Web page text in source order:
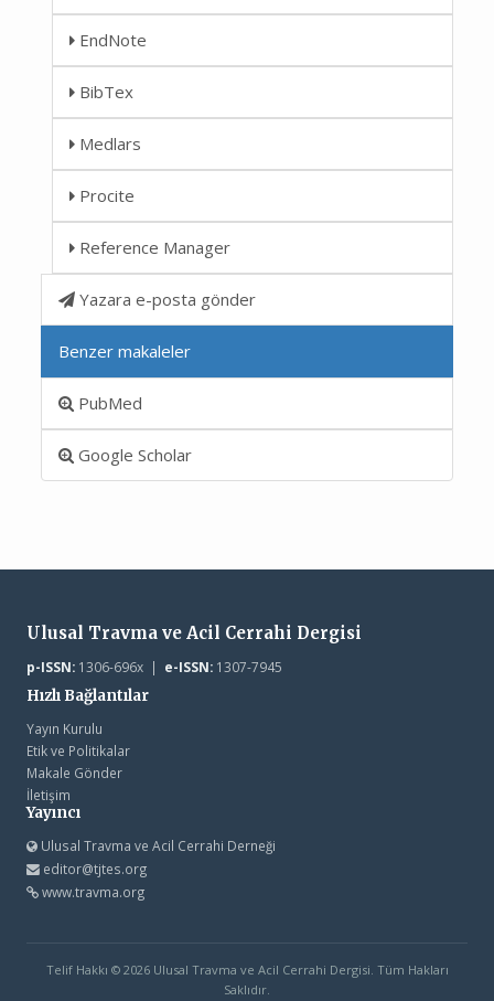
EndNote
BibTex
Medlars
Procite
Reference Manager
Yazara e-posta gönder
Benzer makaleler
PubMed
Google Scholar
Ulusal Travma ve Acil Cerrahi Dergisi
p-ISSN:1306-696x | e-ISSN:1307-7945
Hızlı Bağlantılar
Yayın Kurulu
Etik ve Politikalar
Makale Gönder
İletişim
Yayıncı
Ulusal Travma ve Acil Cerrahi Derneği
editor@tjtes.org
www.travma.org
Telif Hakkı © 2026 Ulusal Travma ve Acil Cerrahi Dergisi. Tüm Hakları
Saklıdır.